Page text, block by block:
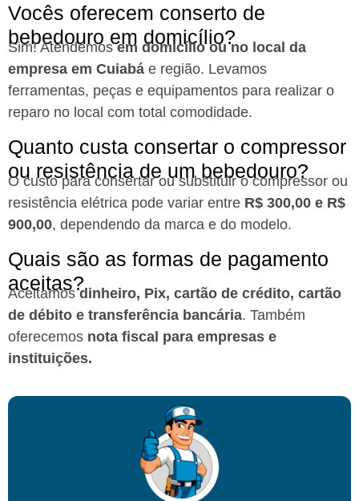
Vocês oferecem conserto de
bebedouro em domicílio?​
Sim! Atendemosem domicílio ou no local da
empresa em Cuiabá e região. Levamos
ferramentas, peças e equipamentos para realizar o
reparo no local com total comodidade.
Quanto custa consertar o compressor
ou resistência de um bebedouro?​
O custo para consertar ou substituir o compressor ou
resistência elétrica pode variar entre R$ 300,00 e R$
900,00, dependendo da marca e do modelo.
Quais são as formas de pagamento
aceitas?​
Aceitamosdinheiro, Pix, cartão de crédito, cartão
de débito e transferência bancária. Também
oferecemos nota fiscal para empresas e
instituições.